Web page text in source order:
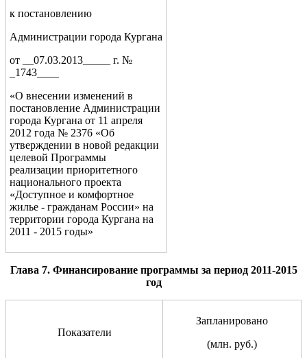
к постановлению
Администрации города Кургана
от __07.03.2013_____ г. №
_1743____
«О внесении изменений в
постановление Администрации
города Кургана от 11 апреля
2012 года № 2376 «Об
утверждении в новой редакции
целевой Программы
реализации приоритетного
национального проекта
«Доступное и комфортное
жилье - гражданам России» на
территории города Кургана на
2011 - 2015 годы»
Глава 7. Финансирование программы за период 2011-2015
год
Показатели
Запланировано
(млн. руб.)